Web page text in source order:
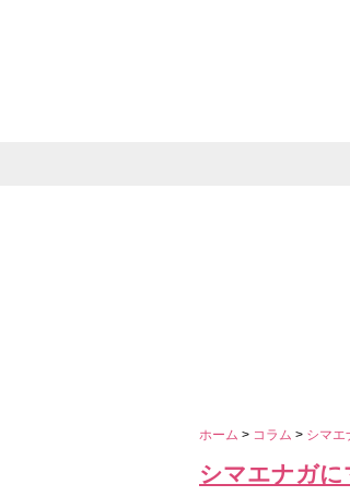
ホーム > コラム > シマエ
シマエナガ